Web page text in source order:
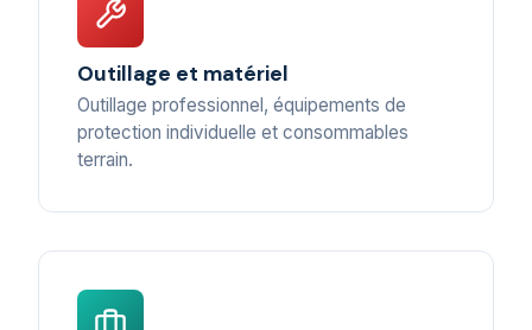
Outillage et matériel
Outillage professionnel, équipements de
protection individuelle et consommables
terrain.